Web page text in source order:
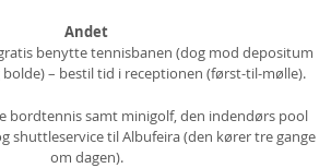
Andet
benytte tennisbanen (dog mod depositum
bolde) – bestil tid i receptionen (først-til-mølle).
bordtennis samt minigolf, den indendørs pool
shuttleservice til Albufeira (den kører tre gange
om dagen).